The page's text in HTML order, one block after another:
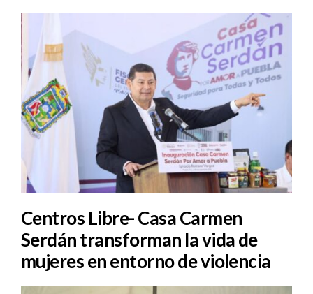
Centros Libre- Casa Carmen
Serdán transforman la vida de
mujeres en entorno de violencia